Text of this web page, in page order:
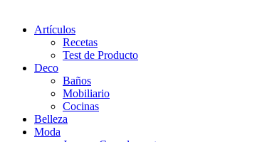
Artículos
Recetas
Test de Producto
Deco
Baños
Mobiliario
Cocinas
Belleza
Moda